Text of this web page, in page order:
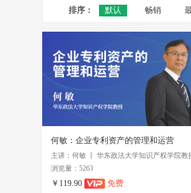
排序： 默认 畅销
何敏：企业专利资产的管理和运营
主讲：何敏 丨 华东政法大学知识产权学院教
浏览量：5263
￥119.90 免费